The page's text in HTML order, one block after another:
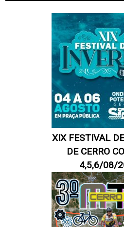
XIX FESTIVAL
DE CERRO
4,5,6/08/